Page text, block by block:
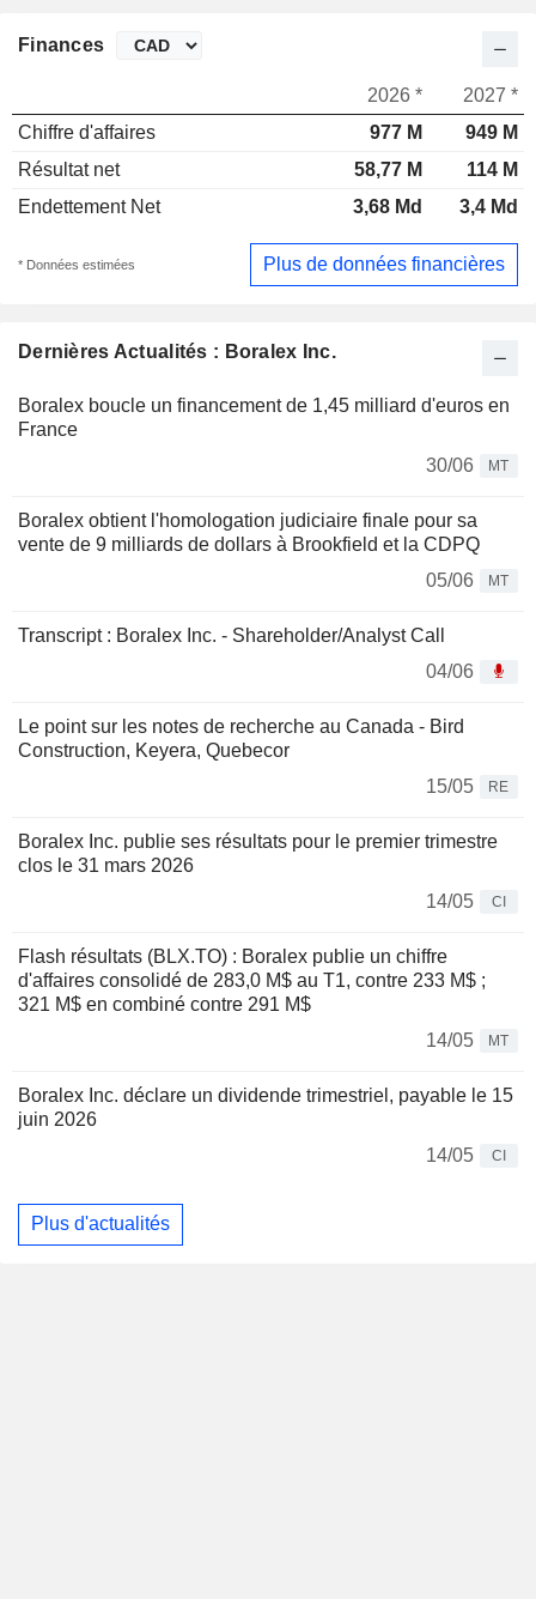
Dernières Actualités : Boralex Inc.
Boralex boucle un financement de 1,45 milliard d'euros en
France
30/06
MT
Boralex obtient l'homologation judiciaire finale pour sa
vente de 9 milliards de dollars à Brookfield et la CDPQ
05/06
MT
Transcript : Boralex Inc. - Shareholder/Analyst Call
04/06
Le point sur les notes de recherche au Canada - Bird
Construction, Keyera, Quebecor
15/05
RE
Boralex Inc. publie ses résultats pour le premier trimestre
clos le 31 mars 2026
14/05
CI
Flash résultats (BLX.TO) : Boralex publie un chiffre
d'affaires consolidé de 283,0 M$ au T1, contre 233 M$ ;
321 M$ en combiné contre 291 M$
14/05
MT
Boralex Inc. déclare un dividende trimestriel, payable le 15
juin 2026
14/05
CI
Plus d'actualités
Finances
2026 *
2027 *
Chiffre d'affaires
977 M
949 M
Résultat net
58,77 M
114 M
Endettement Net
3,68 Md 3,4 Md
* Données estimées Plus de données financières